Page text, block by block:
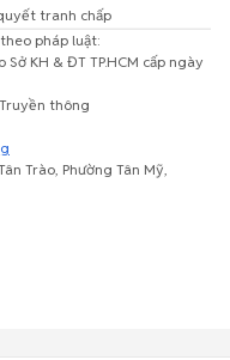
tranh chấp
pháp luật:
Sở KH & ĐT TP.HCM cấp ngày
thông
Trào, Phường Tân Mỹ,